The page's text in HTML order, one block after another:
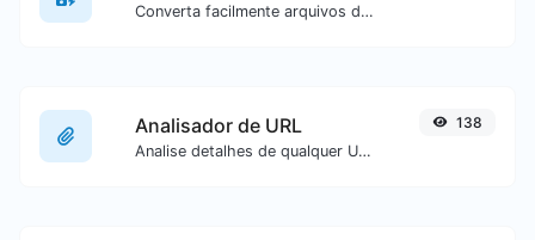
Converta facilmente arquivos de imagem ICO para PNG.
Analisador de URL
Analise detalhes de qualquer URL.
138